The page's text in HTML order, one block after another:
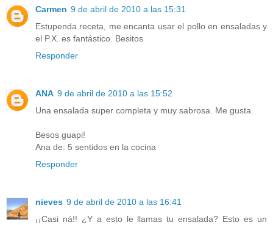
Carmen 9 de abril de 2010 a las 15:31
Estupenda receta, me encanta usar el pollo en ensaladas y
el P.X. es fantástico. Besitos
Responder
ANA 9 de abril de 2010 a las 15:52
Una ensalada super completa y muy sabrosa. Me gusta.
Besos guapi!
Ana de: 5 sentidos en la cocina
Responder
nieves 9 de abril de 2010 a las 16:41
¡¡Casi ná!! ¿Y a esto le llamas tu ensalada? Esto es un